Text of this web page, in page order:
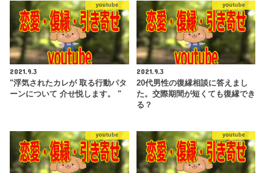
youtube
2021.9.3
"浮気されたカレが 取る行動パタ
ーンについて 介せ悦します。 "
youtube
2021.9.3
20代男性の復縁相談に答えまし
た。交際期間が短くても復縁でき
る？
youtube youtube